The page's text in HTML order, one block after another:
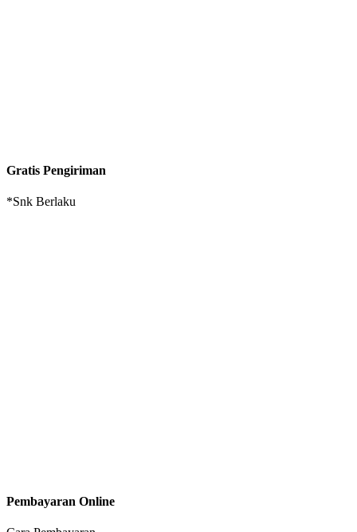
Gratis Pengiriman
*Snk Berlaku
Pembayaran Online